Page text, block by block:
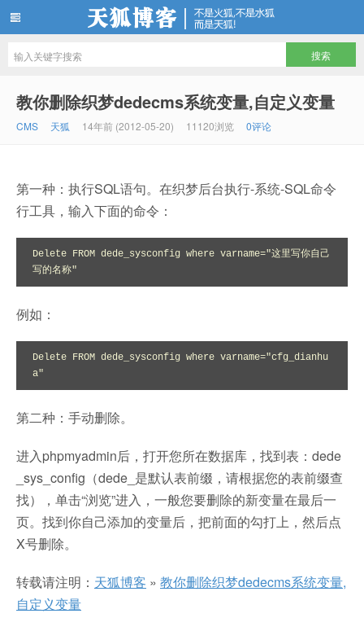
教你删除织梦dedecms系统变量,自定义变量
CMS 天狐 14年前 (2012-05-20) 11120浏览 0评论
第一种：执行SQL语句。在织梦后台执行-系统-SQL命令
行工具，输入下面的命令：
Delete FROM dede_sysconfig where varname="这里写你自己
写的名称"
例如：
Delete FROM dede_sysconfig where varname="cfg_dianhu
a"
第二种：手动删除。
进入phpmyadmin后，打开您所在数据库，找到表：dede
_sys_config（dede_是默认表前缀，请根据您的表前缀查
找），单击“浏览”进入，一般您要删除的新变量在最后一
页。找到你自己添加的变量后，把前面的勾打上，然后点
X号删除。
转载请注明： 天狐博客 » 教你删除织梦dedecms系统变量,
自定义变量